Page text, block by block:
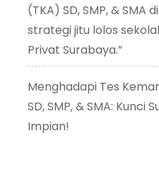
(TKA) SD, SMP, & SMA
strategi jitu lolos
Privat Surabaya.”
Menghadapi Tes
SD, SMP, & SMA: Kunci
Impian!